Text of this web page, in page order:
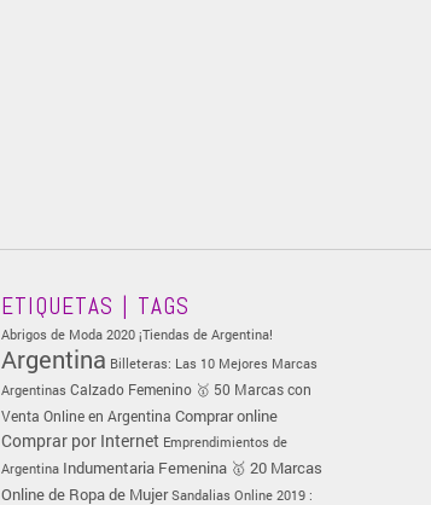
ETIQUETAS | TAGS
Abrigos de Moda 2020 ¡Tiendas de Argentina!
Argentina Billeteras: Las 10 Mejores Marcas
Argentinas Calzado Femenino 🥇 50 Marcas con
Venta Online en Argentina Comprar online
Comprar por Internet Emprendimientos de
Argentina Indumentaria Femenina 🥇 20 Marcas
Online de Ropa de Mujer Sandalias Online 2019 :